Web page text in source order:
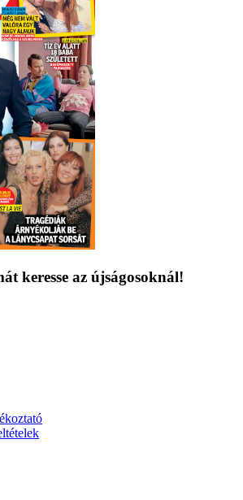
keresse az újságosoknál!